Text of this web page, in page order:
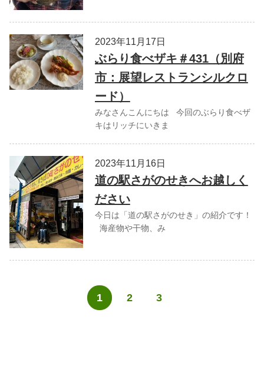
2023年11月17日
ぶらり食べザキ＃431（別府
市：展望レストランシルクロ
ード）
みなさんこんにちは 今回のぶらり食べザ
キはリッチにいきま
2023年11月16日
道の駅さがのせきへお越しく
ださい
今日は「道の駅さがのせき」の紹介です！
海産物や干物、み
1 2 3